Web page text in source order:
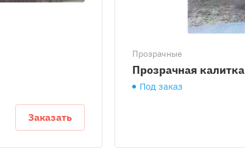
Заказать
Прозрачные
Прозрачная калитка
Под заказ